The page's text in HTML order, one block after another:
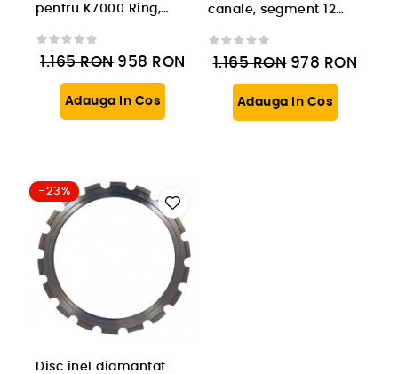
pentru K7000 Ring,
1.165RON 958 RON
Adauga In Cos
canale, segment 12
1.165RON 978 RON
Adauga In Cos
-23%
Disc inel diamantat